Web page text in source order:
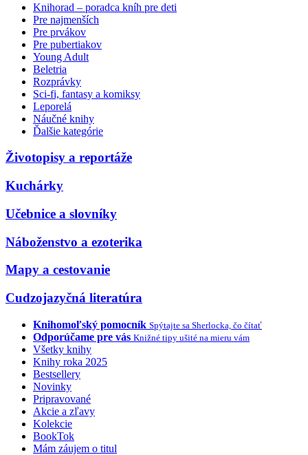
Knihorad – poradca kníh pre deti
Pre najmenších
Pre prvákov
Pre pubertiakov
Young Adult
Beletria
Rozprávky
Sci-fi, fantasy a komiksy
Leporelá
Náučné knihy
Ďalšie kategórie
Životopisy a reportáže
Kuchárky
Učebnice a slovníky
Náboženstvo a ezoterika
Mapy a cestovanie
Cudzojazyčná literatúra
Knihomoľský pomocník Spýtajte sa Sherlocka, čo čítať
Odporúčame pre vás Knižné tipy ušité na mieru vám
Všetky knihy
Knihy roka 2025
Bestsellery
Novinky
Pripravované
Akcie a zľavy
Kolekcie
BookTok
Mám záujem o titul